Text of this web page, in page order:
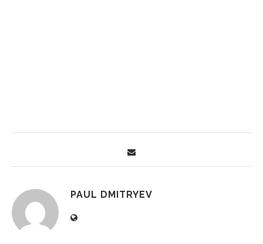
PAUL DMITRYEV